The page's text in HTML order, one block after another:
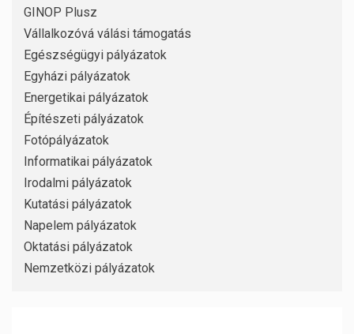
GINOP Plusz
Vállalkozóvá válási támogatás
Egészségügyi pályázatok
Egyházi pályázatok
Energetikai pályázatok
Építészeti pályázatok
Fotópályázatok
Informatikai pályázatok
Irodalmi pályázatok
Kutatási pályázatok
Napelem pályázatok
Oktatási pályázatok
Nemzetközi pályázatok